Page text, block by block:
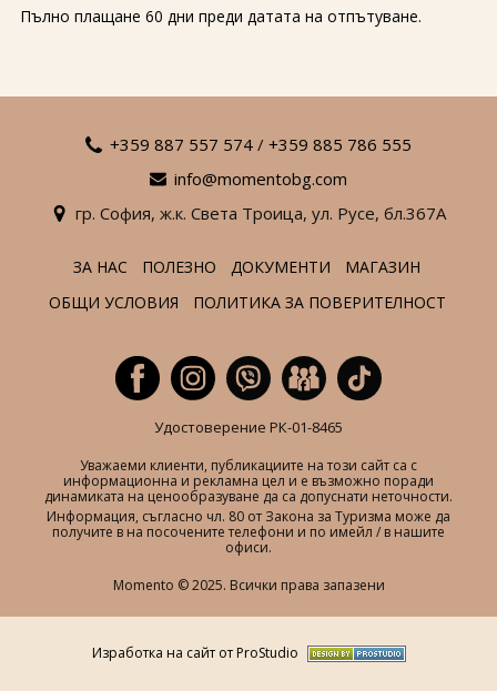
Пълно плащане 60 дни преди датата на отпътуване.
+359 887 557 574 / +359 885 786 555
info@momentobg.com
гр. София, ж.к. Света Троица, ул. Русе, бл.367А
ЗА НАС ПОЛЕЗНО ДОКУМЕНТИ
МАГАЗИН
ОБЩИ УСЛОВИЯ
ПОЛИТИКА ЗА ПОВЕРИТЕЛНОСТ
Удостоверение РК-01-8465
Уважаеми клиенти, публикациите на този сайт са с
информационна и рекламна цел и е възможно поради
динамиката на ценообразуване да са допуснати неточности.
Информация, съгласно чл. 80 от Закона за Туризма може да
получите в на посочените телефони и по имейл / в нашите
офиси.
Momento © 2025. Всички права запазени
Изработка на сайт от ProStudio